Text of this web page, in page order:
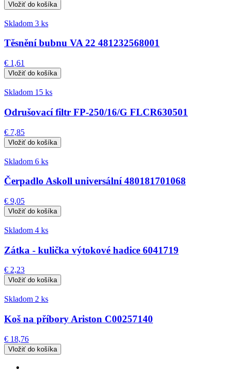
Skladom 3 ks
Těsnění bubnu VA 22 481232568001
€ 1,61
Skladom 15 ks
Odrušovací filtr FP-250/16/G FLCR630501
€ 7,85
Skladom 6 ks
Čerpadlo Askoll universální 480181701068
€ 9,05
Skladom 4 ks
Zátka - kulička výtokové hadice 6041719
€ 2,23
Skladom 2 ks
Koš na příbory Ariston C00257140
€ 18,76